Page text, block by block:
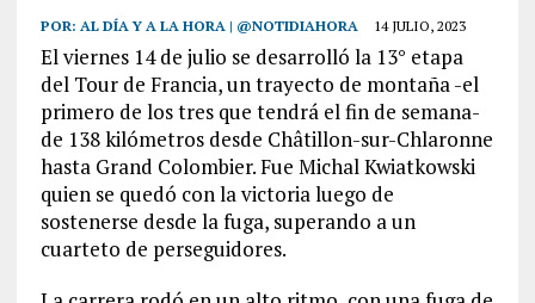
POR: AL DÍA Y A LA HORA | @NOTIDIAHORA 14 JULIO, 2023
El viernes 14 de julio se desarrolló la 13° etapa
del Tour de Francia, un trayecto de montaña -el
primero de los tres que tendrá el fin de semana-
de 138 kilómetros desde Châtillon-sur-Chlaronne
hasta Grand Colombier. Fue Michal Kwiatkowski
quien se quedó con la victoria luego de
sostenerse desde la fuga, superando a un
cuarteto de perseguidores.